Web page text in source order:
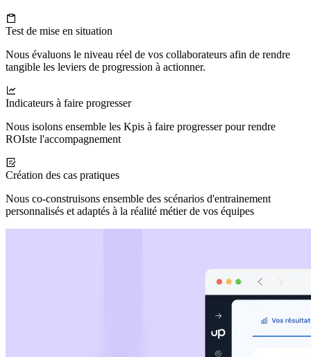
Test de mise en situation
Nous évaluons le niveau réel de vos collaborateurs afin de rendre
tangible les leviers de progression à actionner.
Indicateurs à faire progresser
Nous isolons ensemble les Kpis à faire progresser pour rendre
ROIste l'accompagnement
Création des cas pratiques
Nous co-construisons ensemble des scénarios d'entrainement
personnalisés et adaptés à la réalité métier de vos équipes